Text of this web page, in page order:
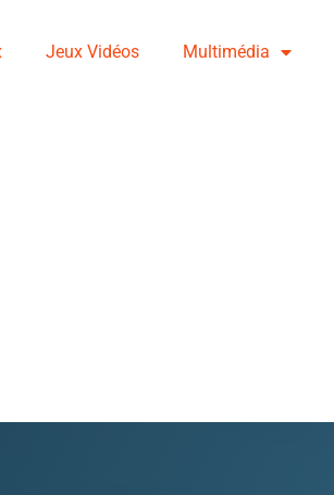
Jeux Vidéos Multimédia